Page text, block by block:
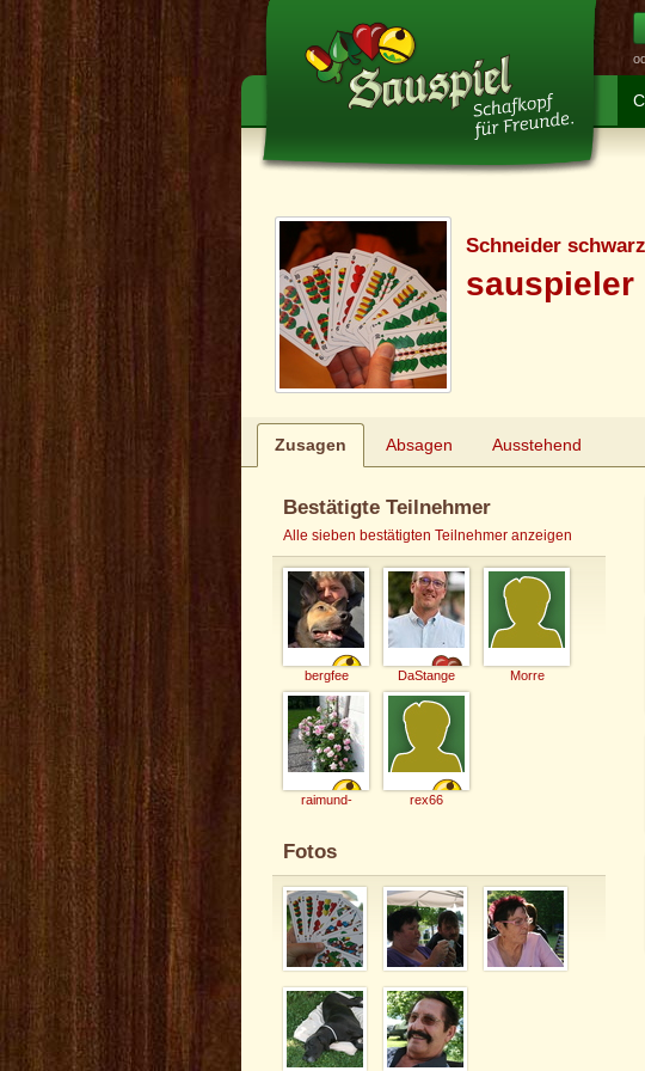
Schneider
sauspieler
Zusagen Absagen Ausstehend
Bestätigte Teilnehmer
Alle sieben bestätigten Teilnehmer anzeigen
bergfee DaStange Morre
raimund- rex66
Fotos